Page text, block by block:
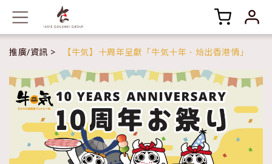
推廣/資訊 【牛気】十周年呈獻「牛気十年．烚出香港情」